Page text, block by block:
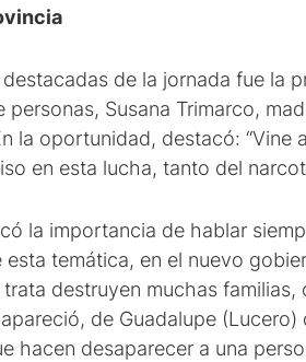
de la jornada fue la
Susana Trimarco,
la oportunidad, destacó:
en esta lucha, tanto del
la importancia de hablar
temática, en el nuevo
destruyen muchas
de Guadalupe
hacen desaparecer a una